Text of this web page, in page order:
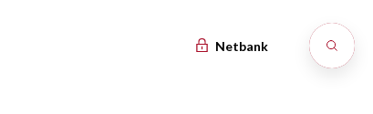
Netbank